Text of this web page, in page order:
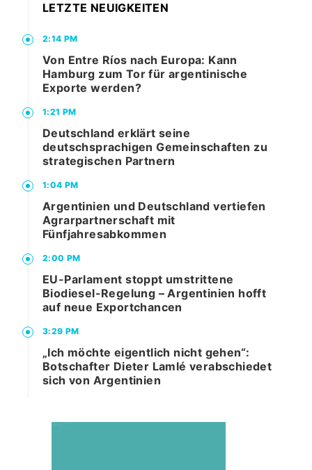
LETZTE NEUIGKEITEN
2:14 PM
Von Entre Ríos nach Europa: Kann
Hamburg zum Tor für argentinische
Exporte werden?
1:21 PM
Deutschland erklärt seine
deutschsprachigen Gemeinschaften zu
strategischen Partnern
1:04 PM
Argentinien und Deutschland vertiefen
Agrarpartnerschaft mit
Fünfjahresabkommen
2:00 PM
EU-Parlament stoppt umstrittene
Biodiesel-Regelung – Argentinien hofft
auf neue Exportchancen
3:29 PM
„Ich möchte eigentlich nicht gehen“:
Botschafter Dieter Lamlé verabschiedet
sich von Argentinien